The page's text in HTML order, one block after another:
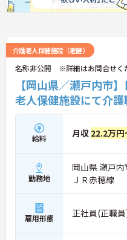
介護老人保健施設（老健）
名称非公開 ※詳細はお問合せく
【岡山県／瀬戸内市
老人保健施設にて介
給料 月収 22.2万
勤務地
岡山県 瀬戸内
ＪＲ赤穂線
雇用形態 正社員(正職